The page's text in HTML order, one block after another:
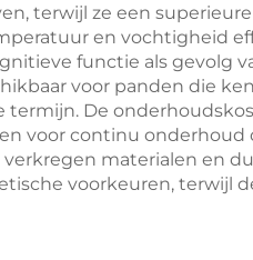
terwijl ze een
en vochtigheid
functie als
voor panden die
De
voor continu
materialen en
voorkeuren,